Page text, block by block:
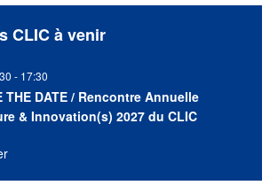
CLIC à venir
- 17:30
THE DATE / Rencontre Annuelle
& Innovation(s) 2027 du CLIC